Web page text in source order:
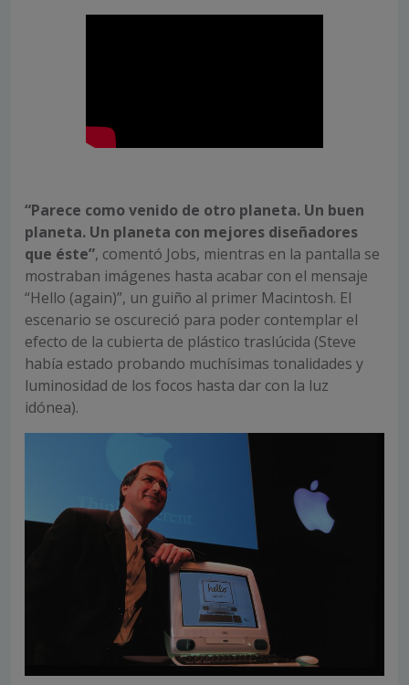
“Parece como venido de otro planeta. Un buen
planeta. Un planeta con mejores diseñadores
que éste”, comentó Jobs, mientras en la pantalla se
mostraban imágenes hasta acabar con el mensaje
“Hello (again)”, un guiño al primer Macintosh. El
escenario se oscureció para poder contemplar el
efecto de la cubierta de plástico traslúcida (Steve
había estado probando muchísimas tonalidades y
luminosidad de los focos hasta dar con la luz
idónea).